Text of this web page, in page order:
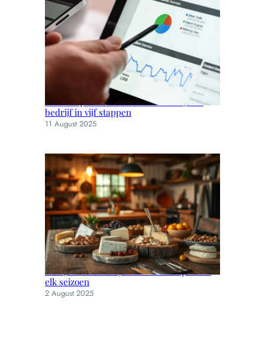
Kies het perfecte seo bureau voor jouw
bedrijf in vijf stappen
11 August 2025
Hoe je muizen uit je huis houdt: tips voor
elk seizoen
2 August 2025